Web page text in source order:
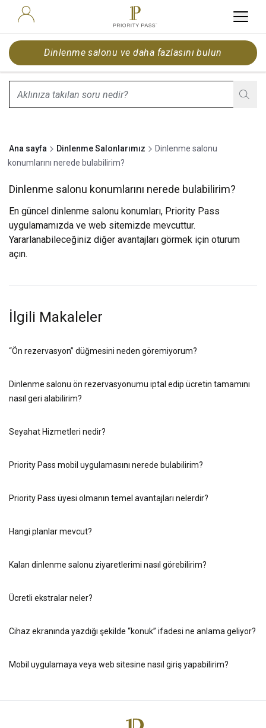
Dinlenme salonu ve daha fazlasını bulun
Ana sayfa Dinlenme Salonlarımız
Dinlenme salonu
konumlarını nerede bulabilirim?
Dinlenme salonu konumlarını nerede bulabilirim?
En güncel dinlenme salonu konumları, Priority Pass
uygulamamızda ve web sitemizde mevcuttur.
Yararlanabileceğiniz diğer avantajları görmek için oturum
açın.
İlgili Makaleler
“Ön rezervasyon” düğmesini neden göremiyorum?
Dinlenme salonu ön rezervasyonumu iptal edip ücretin tamamını
nasıl geri alabilirim?
Seyahat Hizmetleri nedir?
Priority Pass mobil uygulamasını nerede bulabilirim?
Priority Pass üyesi olmanın temel avantajları nelerdir?
Hangi planlar mevcut?
Kalan dinlenme salonu ziyaretlerimi nasıl görebilirim?
Ücretli ekstralar neler?
Cihaz ekranında yazdığı şekilde “konuk” ifadesi ne anlama geliyor?
Mobil uygulamaya veya web sitesine nasıl giriş yapabilirim?